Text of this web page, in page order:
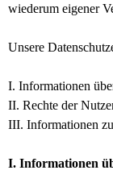
wiederum eigener
Unsere
I. Informationen
II. Rechte der
III. Informationen
I. Informationen